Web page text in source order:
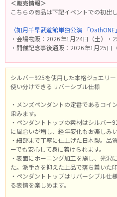
＜販売情報＞
こちらの商品は下記イベントでの初出し
〈如月千早武道館単独公演 「OathONE
・会場物販：2026年1月24日（土）・
・開催記念事後通販：2026年1月25日
シルバー925を使用した本格ジュエリー
使い分けできるリバーシブル仕様
・メンズペンダントの定番であるコイ
染みます。
・ペンダントトップの素材はシルバー
に風合いが増し、経年変化もお楽しみい
・細部まで丁寧に仕上げた日本製。品
ーでも安心して身に着けられます。
・表面にホーニング加工を施し、光沢
た。派手さを抑えた上品で落ち着いた印
・ペンダントトップはリバーシブル仕
る表情を楽しめます。